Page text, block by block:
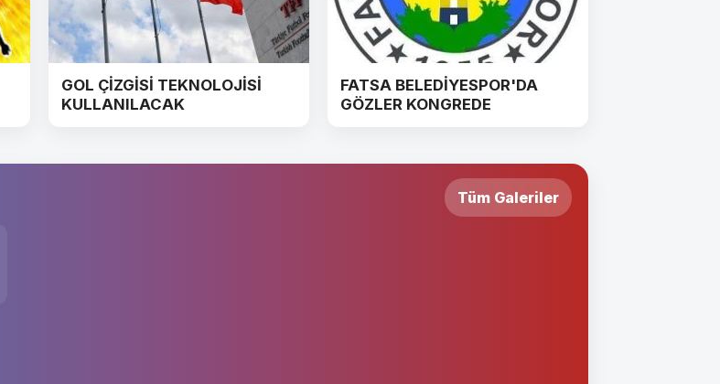
GOL ÇİZGİSİ TEKNOLOJİSİ
KULLANILACAK
FATSA BELEDİYESPOR'DA
GÖZLER KONGREDE
Tüm Galeriler